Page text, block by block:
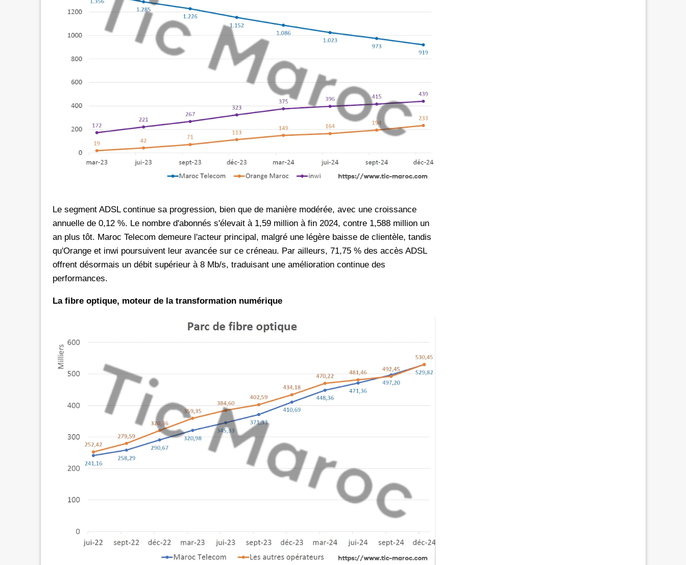
Le segment ADSL continue sa progression, bien que de manière modérée, avec une croissance
annuelle de 0,12 %. Le nombre d'abonnés s'élevait à 1,59 million à fin 2024, contre 1,588 million un
an plus tôt. Maroc Telecom demeure l'acteur principal, malgré une légère baisse de clientèle, tandis
qu'Orange et inwi poursuivent leur avancée sur ce créneau. Par ailleurs, 71,75 % des accès ADSL
offrent désormais un débit supérieur à 8 Mb/s, traduisant une amélioration continue des
performances.
La fibre optique, moteur de la transformation numérique